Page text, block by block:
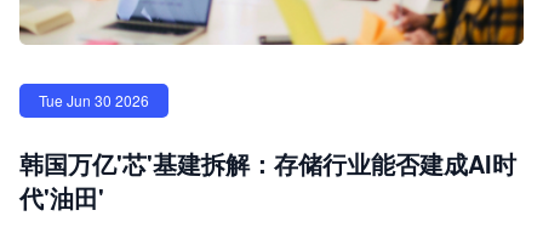
Tue Jun 30 2026
韩国万亿'芯'基建拆解：存储行业能否建成AI时
代'油田'